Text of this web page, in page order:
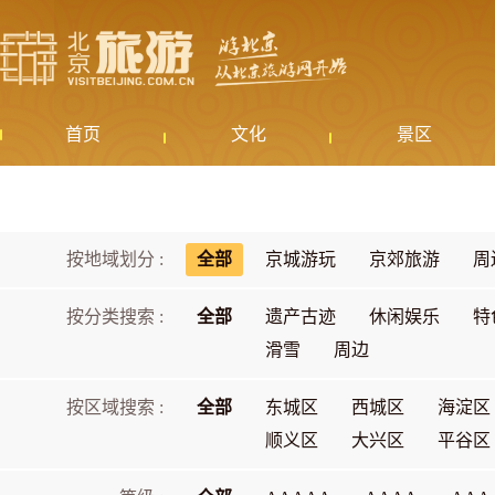
首页 文化 景区
按地域划分 : 全部 京城游玩 京郊旅游 周
按分类搜索 : 全部 遗产古迹 休闲娱乐
特
滑雪
周边
按区域搜索 : 全部 东城区 西城区
海淀区
顺义区
大兴区 平谷区